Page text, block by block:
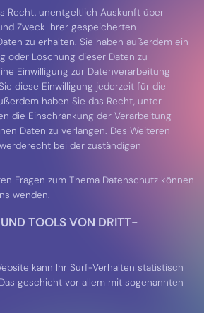
Recht, unentgeltlich Auskunft über
Zweck Ihrer gespeicherten
zu erhalten. Sie haben außerdem ein
oder Löschung dieser Daten zu
Einwilligung zur Datenverarbeitung
diese Einwilligung jederzeit für die
haben Sie das Recht, unter
die Einschränkung der Verarbeitung
Daten zu verlangen. Des Weiteren
bei der zuständigen
Fragen zum Thema Datenschutz können
wenden.
TOOLS VON DRITT­
kann Ihr Surf-Verhalten statistisch
geschieht vor allem mit sogenannten